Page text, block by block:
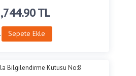
TL
Sepete Ekle